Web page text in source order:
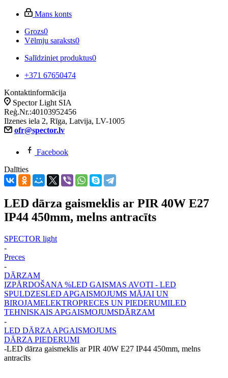
Mans konts
Grozs0
Vēlmju saraksts0
Salīdziniet produktus0
+371 67650474
Kontaktinformācija
Spector Light SIA
Reģ.Nr.:40103952456
Ilzenes iela 2, Rīga, Latvija, LV-1005
ofr@spector.lv
Facebook
Dalīties
LED dārza gaismeklis ar PIR 40W E27
IP44 450mm, melns antracīts
SPECTOR light
-
Preces
-
DĀRZAM
IZPĀRDOŠANA %LED GAISMAS AVOTI - LED
SPULDZESLED APGAISMOJUMS MĀJAI UN
BIROJAMELEKTROPRECES UN PIEDERUMILED
TEHNISKAIS APGAISMOJUMSDĀRZAM
-
LED DĀRZA APGAISMOJUMS
DĀRZA PIEDERUMI
-LED dārza gaismeklis ar PIR 40W E27 IP44 450mm, melns
antracīts